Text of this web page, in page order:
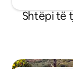
Shtëpi të